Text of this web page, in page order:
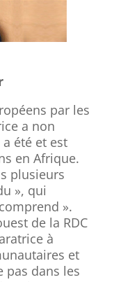
par les
a non
été et est
en Afrique.
plusieurs
», qui
».
de la RDC
à
et
pas dans les